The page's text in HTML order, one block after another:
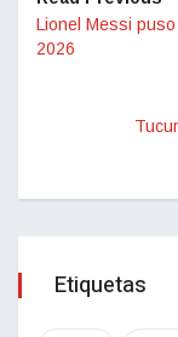
Lionel Messi
2026
Etiquetas